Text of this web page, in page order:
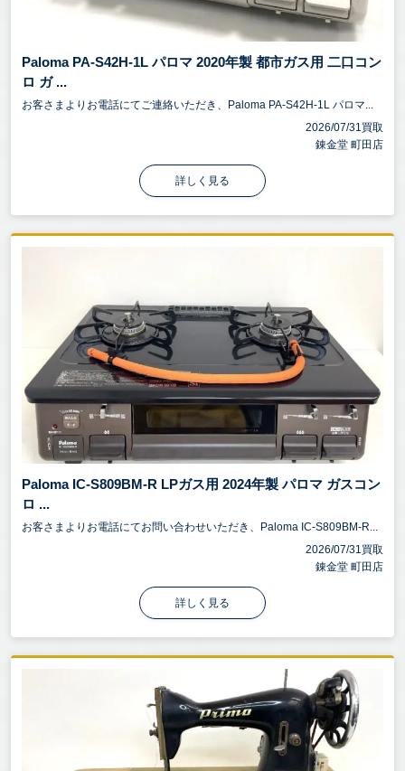
Paloma PA-S42H-1L パロマ 2020年製 都市ガス用 二口コン
ロ ガ ...
お客さまよりお電話にてご連絡いただき、Paloma PA-S42H-1L パロマ...
2026/07/31買取
錬金堂 町田店
詳しく見る
Paloma IC-S809BM-R LPガス用 2024年製 パロマ ガスコン
ロ ...
お客さまよりお電話にてお問い合わせいただき、Paloma IC-S809BM-R...
2026/07/31買取
錬金堂 町田店
詳しく見る